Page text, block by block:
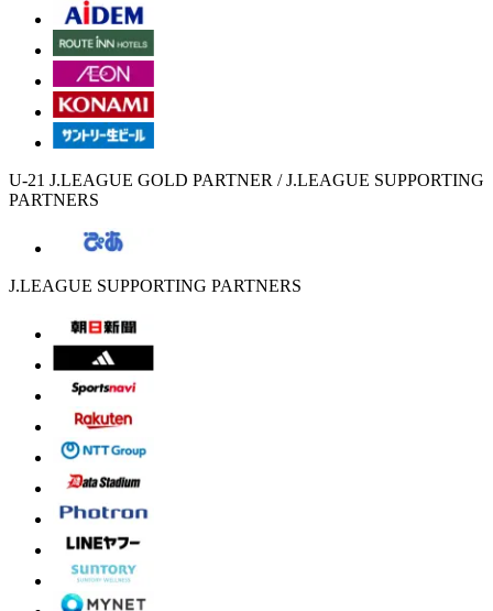
U-21 J.LEAGUE GOLD PARTNER / J.LEAGUE SUPPORTING
PARTNERS
J.LEAGUE SUPPORTING PARTNERS